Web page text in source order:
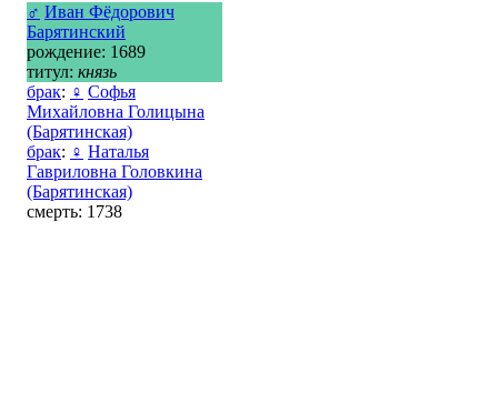
♂ Иван Фёдорович
Барятинский
рождение: 1689
титул: князь
брак: ♀ Софья
Михайловна Голицына
(Барятинская)
брак: ♀ Наталья
Гавриловна Головкина
(Барятинская)
смерть: 1738